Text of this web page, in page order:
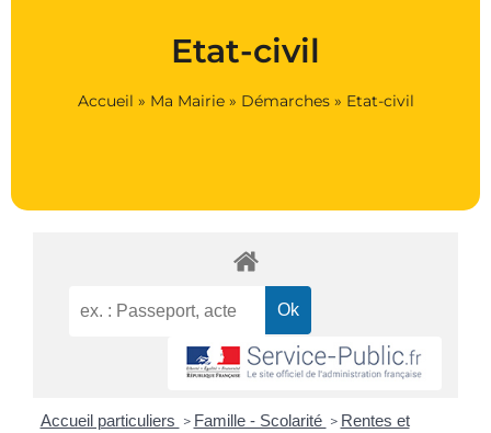
Etat-civil
Accueil » Ma Mairie» Démarches» Etat-civil
Accueil particuliers > Famille - Scolarité > Rentes et